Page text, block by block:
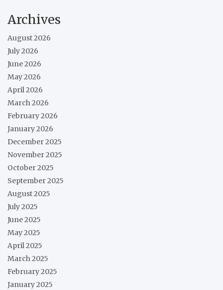
Archives
August 2026
July 2026
June 2026
May 2026
April 2026
March 2026
February 2026
January 2026
December 2025
November 2025
October 2025
September 2025
August 2025
July 2025
June 2025
May 2025
April 2025
March 2025
February 2025
January 2025